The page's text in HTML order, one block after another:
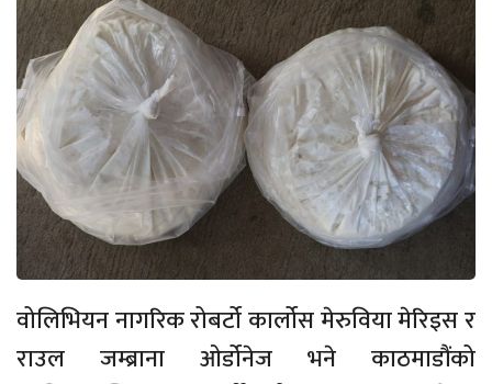
वोलिभियन नागरिक रोबर्टो कार्लोस मेरुविया मेरिइस र
राउल जम्ब्राना ओर्डोनेज भने काठमाडौंको